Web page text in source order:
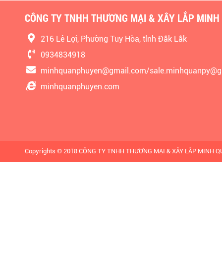
CÔNG TY TNHH THƯƠNG MẠI & XÂY LẮP
216 Lê Lợi, Phường Tuy Hòa, tỉnh Đắk Lắk
0934834918
minhquanphuyen@gmail.com/
minhquanphuyen.com
Copyrights © 2018 CÔNG TY TNHH THƯƠNG MẠI & XÂY LẮP MINH